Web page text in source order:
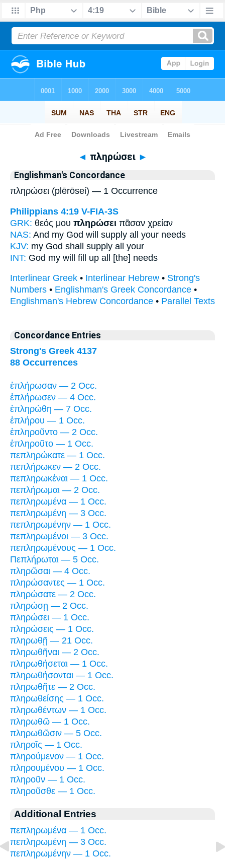
Bible>Strong's > Greek
◄ πληρώσει ►
Englishman's Concordance
πληρώσει (plērōsei) — 1 Occurrence
Philippians 4:19 V-FIA-3S
GRK: θεός μου πληρώσει πᾶσαν χρείαν
NAS: And my God will supply all your needs
KJV: my God shall supply all your
INT: God my will fill up all [the] needs
Interlinear Greek • Interlinear Hebrew • Strong's
Numbers • Englishman's Greek Concordance •
Englishman's Hebrew Concordance • Parallel Texts
Concordance Entries
Strong's Greek 4137
88 Occurrences
ἐπλήρωσαν — 2 Occ.
ἐπλήρωσεν — 4 Occ.
ἐπληρώθη — 7 Occ.
ἐπλήρου — 1 Occ.
ἐπληροῦντο — 2 Occ.
ἐπληροῦτο — 1 Occ.
πεπληρώκατε — 1 Occ.
πεπλήρωκεν — 2 Occ.
πεπληρωκέναι — 1 Occ.
πεπλήρωμαι — 2 Occ.
πεπληρωμένα — 1 Occ.
πεπληρωμένη — 3 Occ.
πεπληρωμένην — 1 Occ.
πεπληρωμένοι — 3 Occ.
πεπληρωμένους — 1 Occ.
Πεπλήρωται — 5 Occ.
πληρῶσαι — 4 Occ.
πληρώσαντες — 1 Occ.
πληρώσατε — 2 Occ.
πληρώσῃ — 2 Occ.
πληρώσει — 1 Occ.
πληρώσεις — 1 Occ.
πληρωθῇ — 21 Occ.
πληρωθῆναι — 2 Occ.
πληρωθήσεται — 1 Occ.
πληρωθήσονται — 1 Occ.
πληρωθῆτε — 2 Occ.
πληρωθείσης — 1 Occ.
πληρωθέντων — 1 Occ.
πληρωθῶ — 1 Occ.
πληρωθῶσιν — 5 Occ.
πληροῖς — 1 Occ.
πληρούμενον — 1 Occ.
πληρουμένου — 1 Occ.
πληροῦν — 1 Occ.
πληροῦσθε — 1 Occ.
Additional Entries
πεπληρωμένα — 1 Occ.
πεπληρωμένη — 3 Occ.
πεπληρωμένην — 1 Occ.